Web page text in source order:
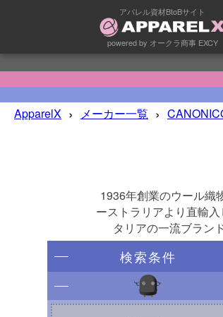
アパレル資材BtoBサイト
powered by オークラ商事 EXCY
ApparelX › メーカー一覧 ›
1936年創業のウール織
ーストラリアより直輸
タリアの一流ブラン
検索条件